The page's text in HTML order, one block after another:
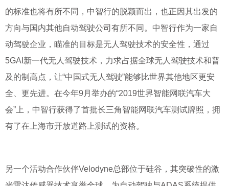
的标准也将有所不同，中智行的脱颖而出，也正因其出发的
方向与国内其他自动驾驶公司有所不同。中智行作为一家自
动驾驶企业，瞄准的目标是无人驾驶技术的安全性，通过
5GAI新一代无人驾驶技术，力求占据全球无人驾驶技术和普
及的制高点，让“中国式无人驾驶”能够比世界其他地区更安
全、更先进。在今年9月举办的“2019世界智能网联汽车大
会”上，中智行获得了首批长三角智能网联汽车测试牌照，拥
有了在上海市开放道路上测试的资格。
另一个活动合作伙伴Velodyne总部位于硅谷，其突破性的激